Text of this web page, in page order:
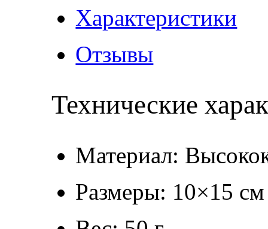
Характеристики
Отзывы
Технические
Материал:
Размеры: 10×15 см